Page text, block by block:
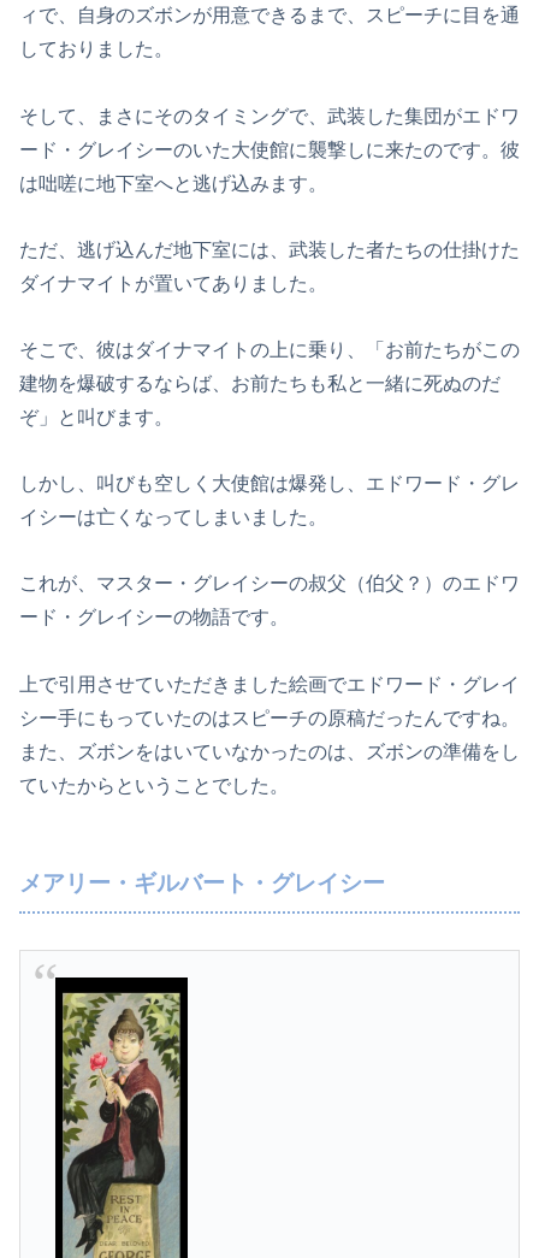
ィで、自身のズボンが用意できるまで、スピーチに目を通
しておりました。
そして、まさにそのタイミングで、武装した集団がエドワ
ード・グレイシーのいた大使館に襲撃しに来たのです。彼
は咄嗟に地下室へと逃げ込みます。
ただ、逃げ込んだ地下室には、武装した者たちの仕掛けた
ダイナマイトが置いてありました。
そこで、彼はダイナマイトの上に乗り、「お前たちがこの
建物を爆破するならば、お前たちも私と一緒に死ぬのだ
ぞ」と叫びます。
しかし、叫びも空しく大使館は爆発し、エドワード・グレ
イシーは亡くなってしまいました。
これが、マスター・グレイシーの叔父（伯父？）のエドワ
ード・グレイシーの物語です。
上で引用させていただきました絵画でエドワード・グレイ
シー手にもっていたのはスピーチの原稿だったんですね。
また、ズボンをはいていなかったのは、ズボンの準備をし
ていたからということでした。
メアリー・ギルバート・グレイシー